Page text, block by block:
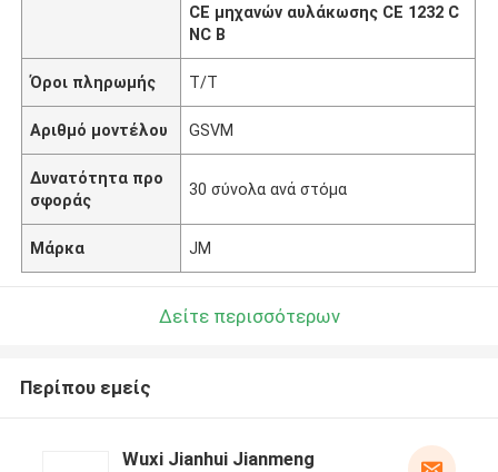
CE μηχανών αυλάκωσης CE 1232 C
NC Β
Όροι πληρωμής T/T
Αριθμό μοντέλου GSVM
Δυνατότητα προ
σφοράς
30 σύνολα ανά στόμα
Μάρκα JM
Δείτε περισσότερων
Περίπου εμείς
Wuxi Jianhui Jianmeng